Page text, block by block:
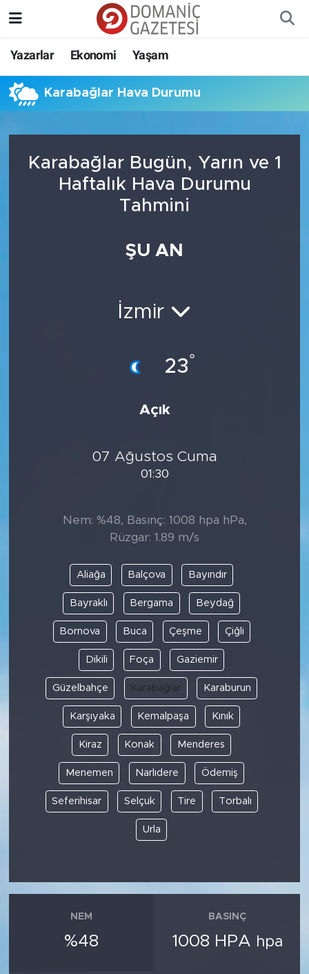
Yazarlar Ekonomi Yaşam
Karabağlar Hava Durumu
Karabağlar Bugün, Yarın ve 1
Haftalık Hava Durumu
Tahmini
ŞU AN
İzmir
23°
Açık
07 Ağustos Cuma
01:30
Nem: %48, Basınç: 1008 hpa hPa,
Rüzgar: 1.89 m/s
Aliağa Balçova Bayındır
Bayraklı Bergama Beydağ
Bornova Buca Çeşme Çiğli
Dikili Foça Gaziemir
Güzelbahçe Karabağlar Karaburun
Karşıyaka Kemalpaşa Kınık
Kiraz Konak Menderes
Menemen Narlıdere Ödemiş
Seferihisar Selçuk Tire Torbalı
Urla
NEM
%48
BASINÇ
1008 HPA hpa